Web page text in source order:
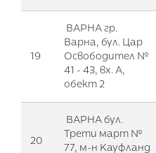
19
ВАРНА гр.
Варна, бул. Цар
Освободител №
41 - 43, вх. А,
обект 2
20
ВАРНА бул.
Трети март №
77, м-н Кауфланд